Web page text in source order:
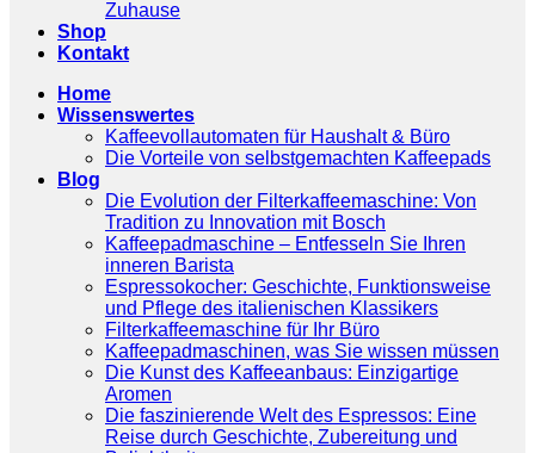
Zuhause
Shop
Kontakt
Home
Wissenswertes
Kaffeevollautomaten für Haushalt & Büro
Die Vorteile von selbstgemachten Kaffeepads
Blog
Die Evolution der Filterkaffeemaschine: Von
Tradition zu Innovation mit Bosch
Kaffeepadmaschine – Entfesseln Sie Ihren
inneren Barista
Espressokocher: Geschichte, Funktionsweise
und Pflege des italienischen Klassikers
Filterkaffeemaschine für Ihr Büro
Kaffeepadmaschinen, was Sie wissen müssen
Die Kunst des Kaffeeanbaus: Einzigartige
Aromen
Die faszinierende Welt des Espressos: Eine
Reise durch Geschichte, Zubereitung und